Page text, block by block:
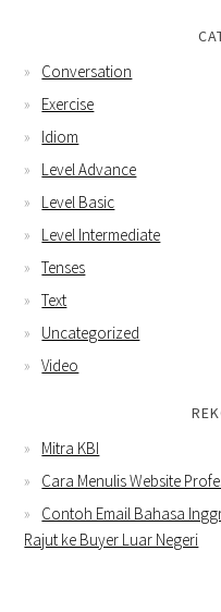
Conversation
Exercise
Idiom
Level Advance
Level Basic
Level Intermediate
Tenses
Text
Uncategorized
Video
Mitra KBI
Cara Menulis Website
Contoh Email Bahasa
Rajut ke Buyer Luar Negeri